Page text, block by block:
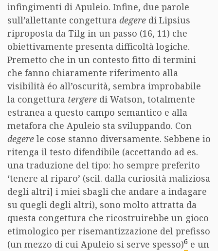
infingimenti di Apuleio. Infine, due parole
sull’allettante congettura degere di Lipsius
riproposta da Tilg in un passo (16, 11) che
obiettivamente presenta difficoltà logiche.
Premetto che in un contesto fitto di termini
che fanno chiaramente riferimento alla
visibilità éo all’oscurità, sembra improbabile
la congettura tergere di Watson, totalmente
estranea a questo campo semantico e alla
metafora che Apuleio sta sviluppando. Con
degere le cose stanno diversamente. Sebbene io
ritenga il testo difendibile (accettando ad es.
una traduzione del tipo: ho sempre preferito
‘tenere al riparo’ (scil. dalla curiosità maliziosa
degli altri] i miei sbagli che andare a indagare
su quegli degli altri), sono molto attratta da
questa congettura che ricostruirebbe un gioco
etimologico per risemantizzazione del prefisso
(un mezzo di cui Apuleio si serve spesso)6 e un